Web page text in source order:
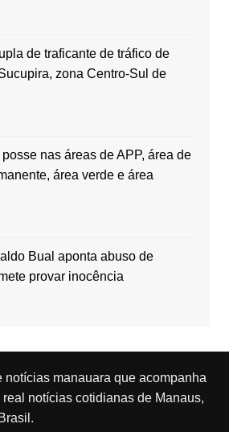
de traficante de tráfico de
zona Centro-Sul de
nas áreas de APP, área de
área verde e área
Bual aponta abuso de
provar inocência
notícias manauara que acompanha
notícias cotidianas de Manaus,